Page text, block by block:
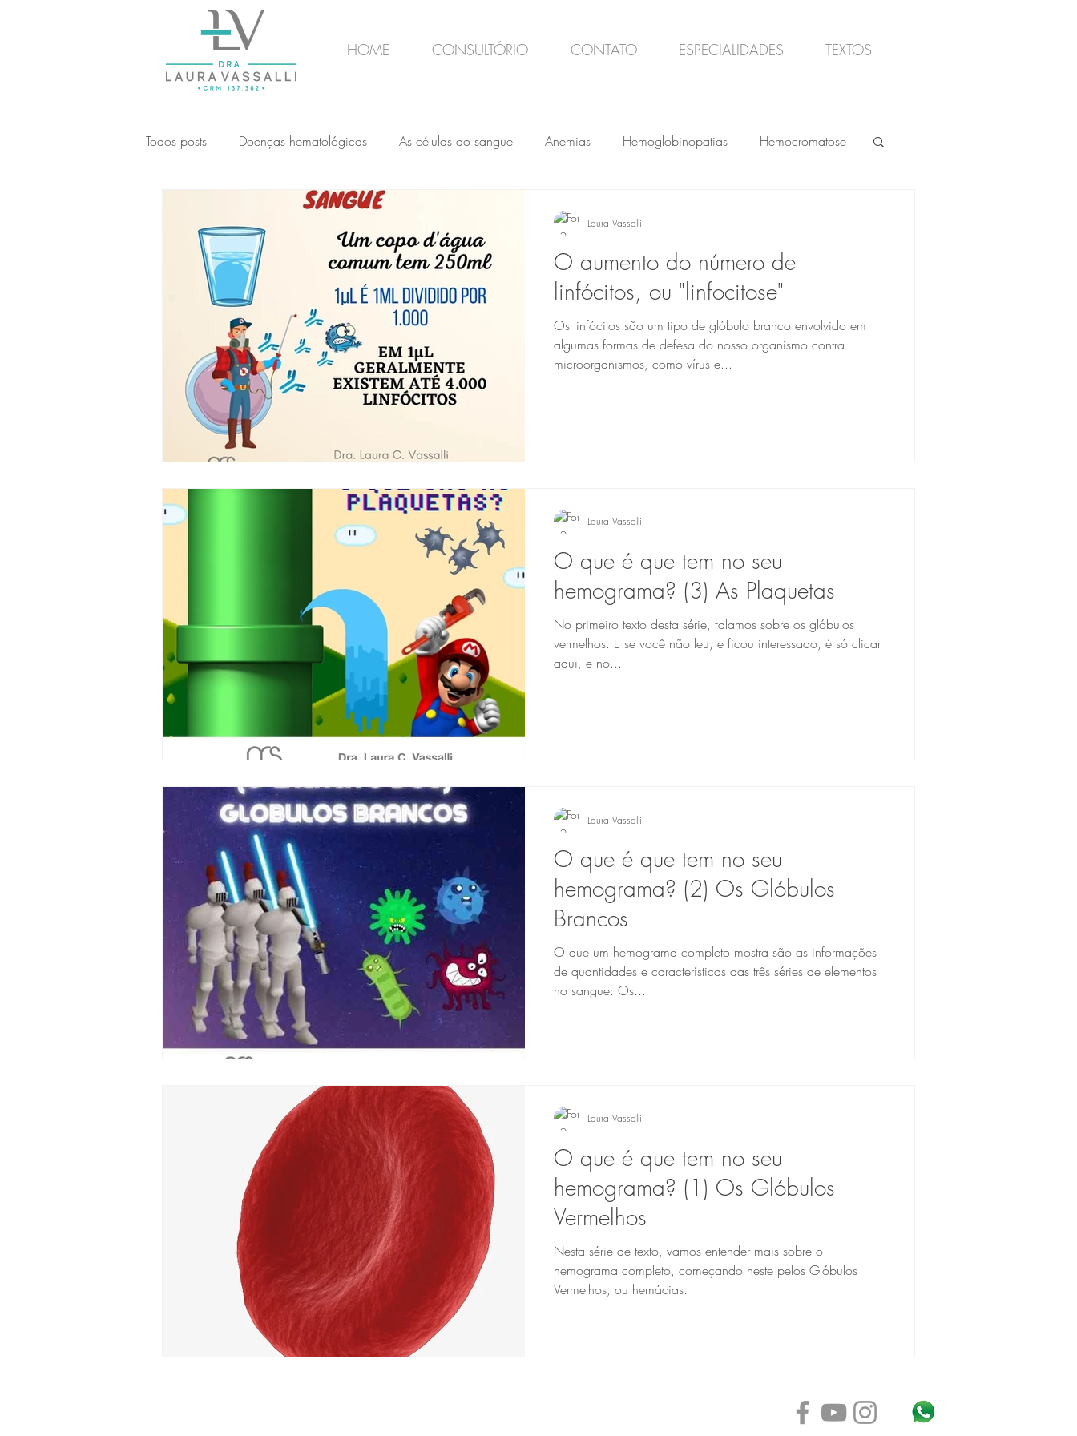
HOME CONSULTÓRIO CONTATO ESPECIALIDADES TEXTOS
Todos posts Doenças hematológicas As células do sangue Anemias Hemoglobinopatias Hemocromatose
Distúrbios de Coagulação
Mieloma Múltiplo Saúde e qualidade de vida Linfomas Leucemias Gamopatia monoclonal
O aumento do número de
linfócitos, ou "linfocitose"
Os linfócitos são um tipo de glóbulo branco envolvido em
algumas formas de defesa do nosso organismo contra
microorganismos, como vírus e...
Laura Vassalli
O que é que tem no seu
hemograma? (3) As Plaquetas
No primeiro texto desta série, falamos sobre os glóbulos
vermelhos. E se você não leu, e ficou interessado, é só clicar
aqui, e no...
Laura Vassalli
O que é que tem no seu
hemograma? (2) Os Glóbulos
Brancos
O que um hemograma completo mostra são as informações
de quantidades e características das três séries de elementos
no sangue: Os...
Laura Vassalli
O que é que tem no seu
hemograma? (1) Os Glóbulos
Vermelhos
Nesta série de texto, vamos entender mais sobre o
hemograma completo, começando neste pelos Glóbulos
Vermelhos, ou hemácias.
Laura Vassalli